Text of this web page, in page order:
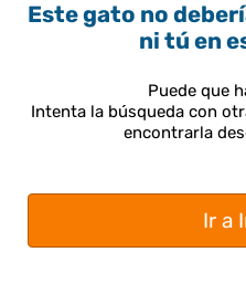
Este gato no
ni tú en
Puede que
Intenta la búsqueda con
encontrarla
Ir a